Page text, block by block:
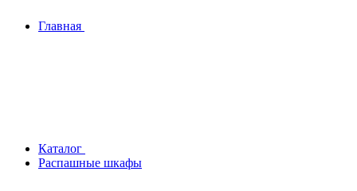
Главная
Каталог
Распашные шкафы